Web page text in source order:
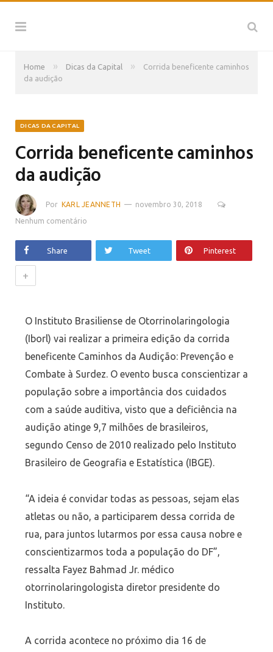
Home » Dicas da Capital »
Corrida beneficente caminhos
da audição
DICAS DA CAPITAL
Corrida beneficente caminhos
da audição
Por KARL JEANNETH novembro 30, 2018
Nenhum comentário
Share Tweet Pinterest
+
O Instituto Brasiliense de Otorrinolaringologia
(Iborl) vai realizar a primeira edição da corrida
beneficente Caminhos da Audição: Prevenção e
Combate à Surdez. O evento busca conscientizar a
população sobre a importância dos cuidados
com a saúde auditiva, visto que a deficiência na
audição atinge 9,7 milhões de brasileiros,
segundo Censo de 2010 realizado pelo Instituto
Brasileiro de Geografia e Estatística (IBGE).
“A ideia é convidar todas as pessoas, sejam elas
atletas ou não, a participarem dessa corrida de
rua, para juntos lutarmos por essa causa nobre e
conscientizarmos toda a população do DF”,
ressalta Fayez Bahmad Jr. médico
otorrinolaringologista diretor presidente do
Instituto.
A corrida acontece no próximo dia 16 de